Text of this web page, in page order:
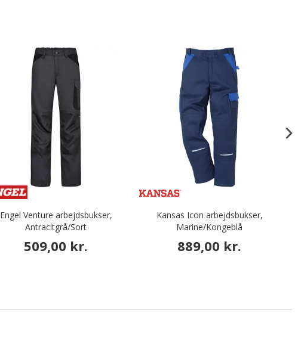
Engel Venture arbejdsbukser,
Antracitgrå/Sort
509,00 kr.
Kansas Icon arbejdsbukser,
Marine/Kongeblå
889,00 kr.